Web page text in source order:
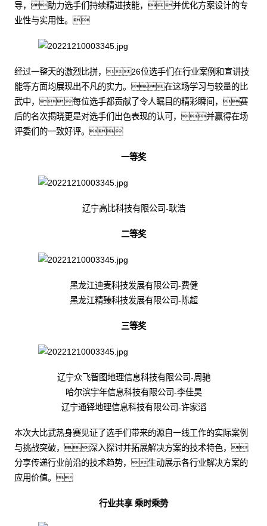
导，助力选手们持续精进技能，并优化方案设计的专
业性与实用性。
经过一整天的激烈比拼，26位选手们在行业案例和宣讲技
能等方面均展现出不凡的实力。在这场学习与较量的比
武中，每位选手都贡献了令人瞩目的精彩瞬间，赛
后的名次揭晓更是对选手们出色表现的认可，并赢得在场
评委们的一致好评。
一等奖
辽宁高比科技有限公司-耿浩
二等奖
黑龙江迪麦科技发展有限公司-费健
黑龙江精臻科技发展有限公司-陈超
三等奖
辽宁众飞智图地理信息科技有限公司-周驰
哈尔滨宇年信息科技有限公司-李佳昊
辽宁通铎地理信息科技有限公司-许家滔
本次大比武热身赛见证了选手们带来的源自一线工作的实际案例
与挑战突破，深入探讨并拓展解决方案的技术特色，
分享传递行业前沿的技术趋势，生动展示各行业解决方案的
应用价值。
行业共享 乘时乘势